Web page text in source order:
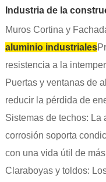
Industria de la
Muros Cortina y
aluminio industriales
resistencia a la
Puertas y ventanas de
reducir la pérdida de
Sistemas de techos: La
corrosión soporta
con una vida útil de
Claraboyas y toldos: